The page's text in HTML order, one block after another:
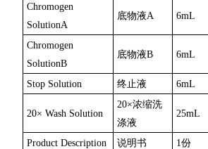
Chromogen
SolutionA
底物液A 6mL
Chromogen
SolutionB
底物液B 6mL
Stop Solution 终止液 6mL
20× Wash Solution
20×浓缩洗
涤液
25mL
Product Description 说明书 1份